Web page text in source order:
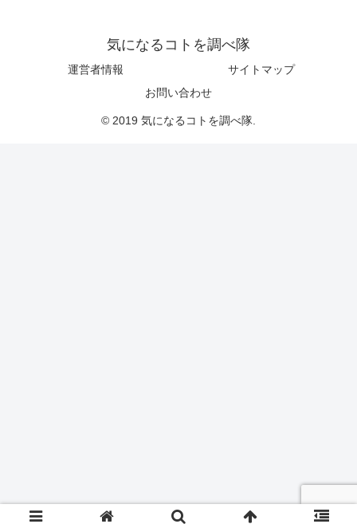
気になるコトを調べ隊
運営者情報
サイトマップ
お問い合わせ
© 2019 気になるコトを調べ隊.